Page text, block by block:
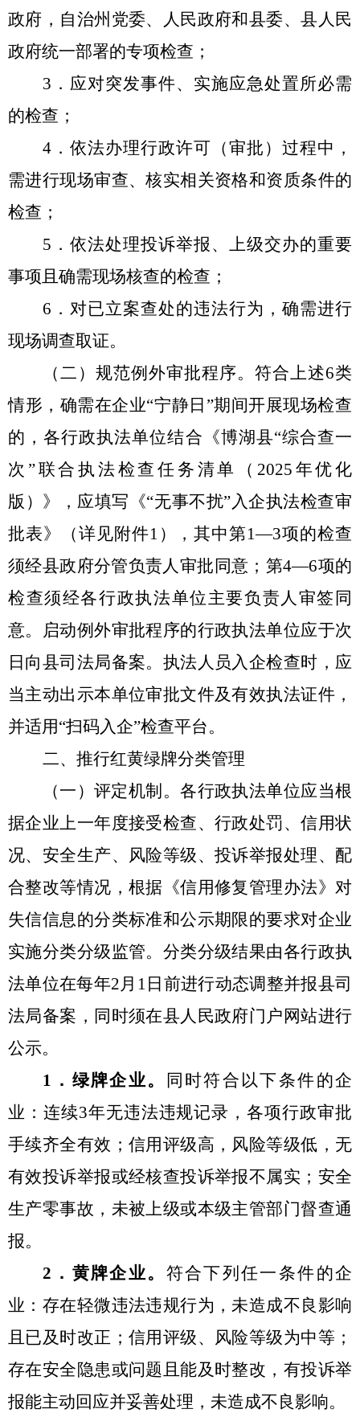
政府，自治州党委、人民政府和县委、县人民
政府统一部署的专项检查；
3 ．应对突发事件、实施应急处置所必需
的检查；
4．依法办理行政许可（审批）过程中，
需进行现场审查、核实相关资格和资质条件的
检查；
5 ．依法处理投诉举报、上级交办的重要
事项且确需现场核查的检查；
6 ．对已立案查处的违法行为，确需进行
现场调查取证。
（二）规范例外审批程序。 符合上述6类
情形，确需在企业“宁静日”期间开展现场检查
的，各行政执法单位结合《博湖县“综合查一
次”联合执法检查任务清单（ 2025 年优化
版）》，应填写《“无事不扰”入企执法检查审
批表》（详见附件1 ），其中第1—3项的检查
须经县政府分管负责人审批同意；第4—6项的
检查须经各行政执法单位主要负责人审签同
意。启动例外审批程序的行政执法单位应于次
日向县司法局备案。执法人员入企检查时，应
当主动出示本单位审批文件及有效执法证件，
并适用“扫码入企”检查平台。
二、推行红黄绿牌分类管理
（一）评定机制。各行政执法单位应当根
据企业上一年度接受检查、行政处罚、信用状
况、安全生产、风险等级、投诉举报处理、配
合整改等情况，根据《信用修复管理办法》对
失信信息的分类标准和公示期限的要求对企业
实施分类分级监管。分类分级结果由各行政执
法单位在每年2月 1 日前进行动态调整并报县司
法局备案，同时须在县人民政府门户网站进行
公示。
1 ．绿牌企业。
同时符合以下条件的企
业：连续3年无违法违规记录，各项行政审批
手续齐全有效；信用评级高，风险等级低，无
有效投诉举报或经核查投诉举报不属实；安全
生产零事故，未被上级或本级主管部门督查通
报。
2 ．黄牌企业。 符合下列任一条件的企
业：存在轻微违法违规行为，未造成不良影响
且已及时改正；信用评级、风险等级为中等；
存在安全隐患或问题且能及时整改，有投诉举
报能主动回应并妥善处理，未造成不良影响。